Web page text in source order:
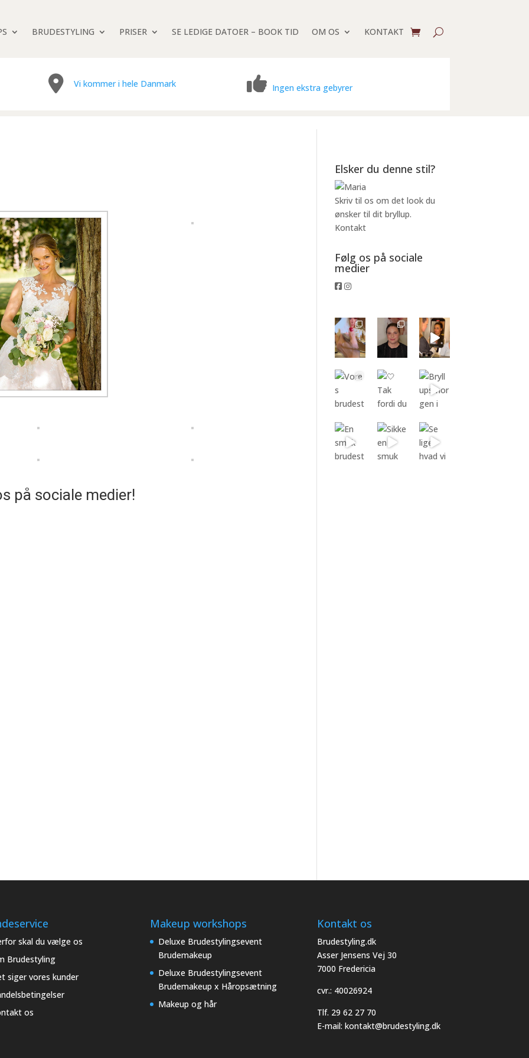
BRUDESTYLING PRISER SE LEDIGE DATOER – BOOK TID OM OS KONTAKT
Vi kommer i hele Danmark Ingen ekstra gebyrer
på sociale medier!
Elsker du denne stil?
Skriv til os om det look du
ønsker til dit bryllup.
Kontakt
Følg os på sociale
medier
skal du vælge os
Brudestyling
siger vores kunder
os
Makeup workshops
Deluxe Brudestylingsevent
Brudemakeup
Deluxe Brudestylingsevent
Brudemakeup x Håropsætning
Makeup og hår
Kontakt os
Brudestyling.dk
Asser Jensens Vej 30
7000 Fredericia
cvr.: 40026924
Tlf. 29 62 27 70
E-mail:kontakt@brudestyling.dk